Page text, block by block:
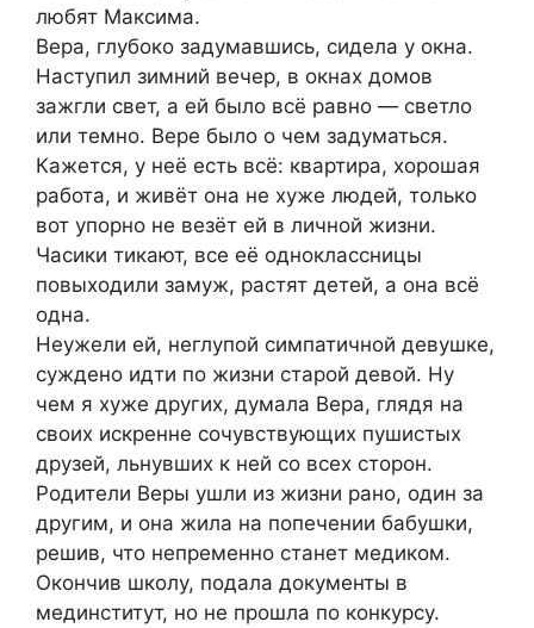
любят Максима.
Вера, глубоко задумавшись, сидела у окна.
Наступил зимний вечер, в окнах домов
зажгли свет, а ей было всё равно — светло
или темно. Вере было о чем задуматься.
Кажется, у неё есть всё: квартира, хорошая
работа, и живёт она не хуже людей, только
вот упорно не везёт ей в личной жизни.
Часики тикают, все её одноклассницы
повыходили замуж, растят детей, а она всё
одна.
Неужели ей, неглупой симпатичной девушке,
суждено идти по жизни стaрой дeвoй. Ну
чем я хуже других, думала Вера, глядя на
своих искренне сочувствующих пушистых
друзей, льнувших к ней со всех сторон.
Родители Веры ушли из жизни рано, один за
другим, и она жила на попечении бабушки,
решив, что непременно станет мeдиком.
Окончив школу, подала документы в
мeдинститут, но не прошла по конкурсу.